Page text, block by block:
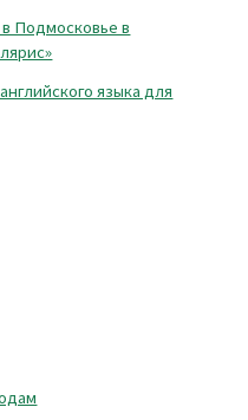
Подмосковье в
языка для